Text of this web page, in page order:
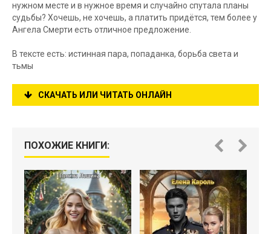
нужном месте и в нужное время и случайно спутала планы
судьбы? Хочешь, не хочешь, а платить придётся, тем более у
Ангела Смерти есть отличное предложение.
В тексте есть: истинная пара, попаданка, борьба света и
тьмы
СКАЧАТЬ ИЛИ ЧИТАТЬ ОНЛАЙН
ПОХОЖИЕ КНИГИ: